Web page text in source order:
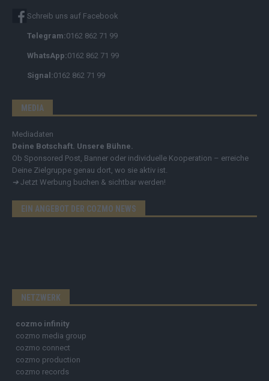
Schreib uns auf Facebook
Telegram:0162 862 71 99
WhatsApp:0162 862 71 99
Signal:0162 862 71 99
MEDIA
Mediadaten
Deine Botschaft. Unsere Bühne.
Ob Sponsored Post, Banner oder individuelle Kooperation – erreiche
Deine Zielgruppe genau dort, wo sie aktiv ist.
➔ Jetzt Werbung buchen & sichtbar werden!
EIN ANGEBOT DER COZMO NEWS
NETZWERK
cozmo infinity
cozmo media group
cozmo connect
cozmo production
cozmo records